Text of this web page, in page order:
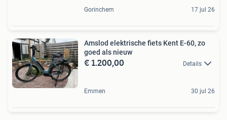
Gorinchem 17 jul 26
Amslod elektrische fiets Kent E-60, zo
goed als nieuw
€ 1.200,00 Details
Emmen 30 jul 26